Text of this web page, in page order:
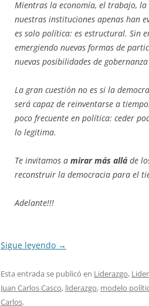
Mientras la economía, el trabajo,
nuestras instituciones apenas han
es solo política: es estructural. Sin
emergiendo nuevas formas de
nuevas posibilidades de gobernanza
La gran cuestión no es si la
será capaz de reinventarse a
poco frecuente en política: ceder
lo legitima.
Te invitamos a mirar más allá de
reconstruir la democracia para el
Adelante!!!
Sigue leyendo →
Esta entrada se publicó en Liderazgo,
Juan Carlos Casco, liderazgo, modelo
Carlos.